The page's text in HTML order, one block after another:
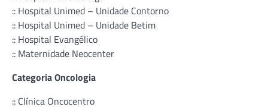
:: Hospital Unimed – Unidade Contorno
:: Hospital Unimed – Unidade Betim
:: Hospital Evangélico
:: Maternidade Neocenter
Categoria Oncologia
:: Clínica Oncocentro